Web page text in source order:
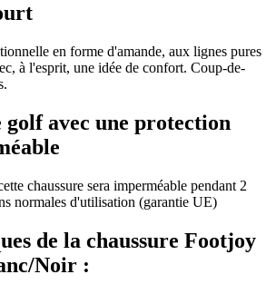
en forme d'amande, aux lignes pures
à l'esprit, une idée de confort. Coup-de-
golf avec une protection
chaussure sera imperméable pendant 2
normales d'utilisation (garantie UE)
de la chaussure Footjoy
Noir :